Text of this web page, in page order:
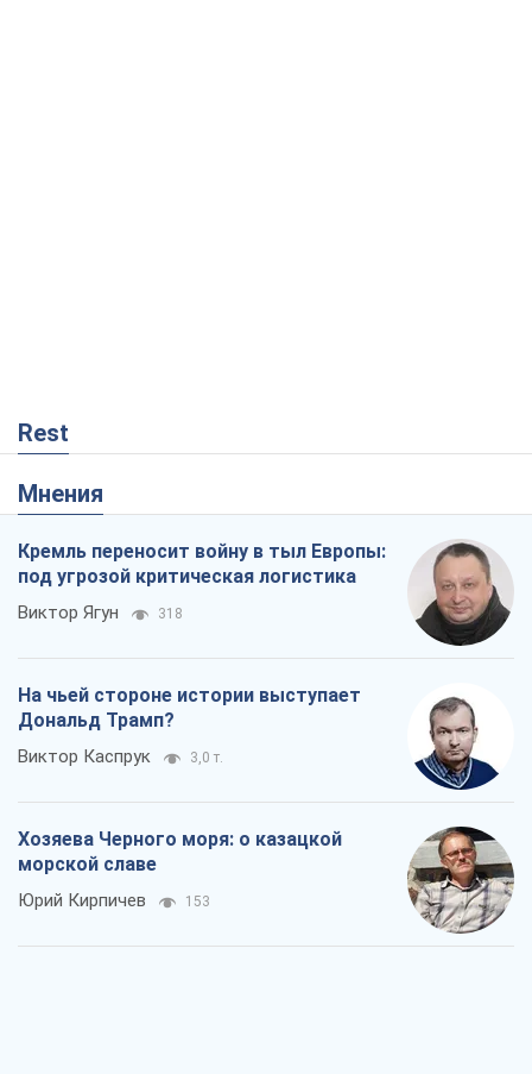
Rest
Мнения
Кремль переносит войну в тыл Европы:
под угрозой критическая логистика
Виктор Ягун 318
На чьей стороне истории выступает
Дональд Трамп?
Виктор Каспрук 3,0 т.
Хозяева Черного моря: о казацкой
морской славе
Юрий Кирпичев 153